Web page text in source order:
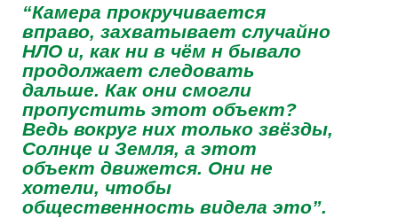
“Камера прокручивается
вправо, захватывает случайно
НЛО и, как ни в чём н бывало
продолжает следовать
дальше. Как они смогли
пропустить этот объект?
Ведь вокруг них только звёзды,
Солнце и Земля, а этот
объект движется. Они не
хотели, чтобы
общественность видела это”.